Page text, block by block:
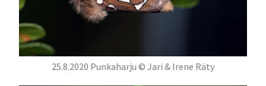
25.8.2020 Punkaharju © Jari & Irene Räty